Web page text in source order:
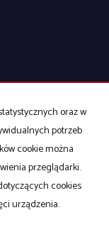
biur nieruchomości
oraz w
potrzeb
cookie można
przeglądarki.
cookies
urządzenia.